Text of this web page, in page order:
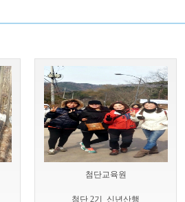
첨단교육원
첨단 2기_신년산행